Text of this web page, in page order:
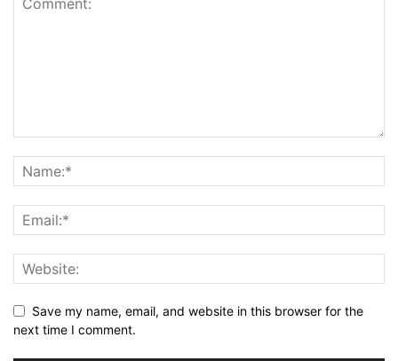
Save my name, email, and website in this browser for the
next time I comment.